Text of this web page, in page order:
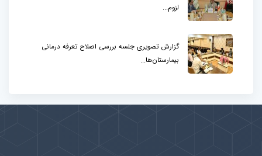
لزوم...
گزارش تصویری جلسه بررسی اصلاح تعرفه درمانی
بیمارستان‌ها...